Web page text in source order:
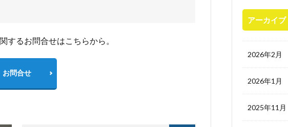
するお問合せはこちらから。
お問合せ
アーカイブ
2026年2月
2026年1月
2025年11月